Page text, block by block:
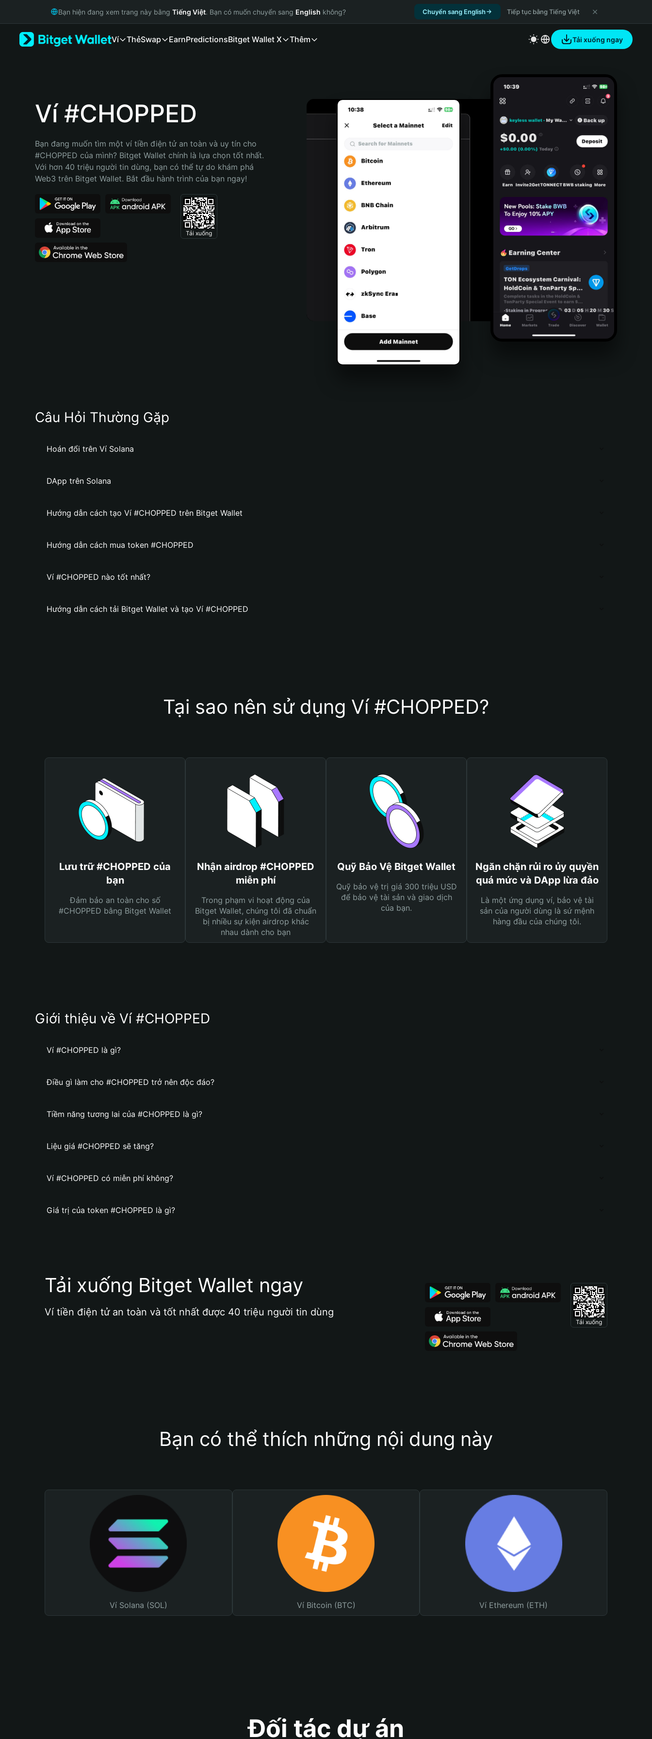
Русский
Bahasa Indonesia
Português (Brasil)
Bạn hiện đang xem trang này bằng Tiếng Việt. Bạn có muốn chuyển sang English không? Chuyển sang English Tiếp tục bằng Tiếng Việt
Ví ThẻSwap EarnPredictionsBitget Wallet X Thêm Tải xuống ngay
Ví #CHOPPED
Bạn đang muốn tìm một ví tiền điện tử an toàn và uy tín cho
#CHOPPED của mình? Bitget Wallet chính là lựa chọn tốt nhất.
Với hơn 40 triệu người tin dùng, bạn có thể tự do khám phá
Web3 trên Bitget Wallet. Bắt đầu hành trình của bạn ngay!
Tải xuống
Câu Hỏi Thường Gặp
Hoán đổi trên Ví Solana
DApp trên Solana
Hướng dẫn cách tạo Ví #CHOPPED trên Bitget Wallet
Hướng dẫn cách mua token #CHOPPED
Ví #CHOPPED nào tốt nhất?
Hướng dẫn cách tải Bitget Wallet và tạo Ví #CHOPPED
Tại sao nên sử dụng Ví #CHOPPED?
Lưu trữ #CHOPPED của
bạn
Đảm bảo an toàn cho số
#CHOPPED bằng Bitget Wallet
Nhận airdrop #CHOPPED
miễn phí
Trong phạm vi hoạt động của
Bitget Wallet, chúng tôi đã chuẩn
bị nhiều sự kiện airdrop khác
nhau dành cho bạn
Quỹ Bảo Vệ Bitget Wallet
Quỹ bảo vệ trị giá 300 triệu USD
để bảo vệ tài sản và giao dịch
của bạn.
Ngăn chặn rủi ro ủy quyền
quá mức và DApp lừa đảo
Là một ứng dụng ví, bảo vệ tài
sản của người dùng là sứ mệnh
hàng đầu của chúng tôi.
Giới thiệu về Ví #CHOPPED
Ví #CHOPPED là gì?
Điều gì làm cho #CHOPPED trở nên độc đáo?
Tiềm năng tương lai của #CHOPPED là gì?
Liệu giá #CHOPPED sẽ tăng?
Ví #CHOPPED có miễn phí không?
Giá trị của token #CHOPPED là gì?
Tải xuống Bitget Wallet ngay
Ví tiền điện tử an toàn và tốt nhất được 40 triệu người tin dùng
Tải xuống
Bạn có thể thích những nội dung này
Ví Solana (SOL) Ví Bitcoin (BTC) Ví Ethereum (ETH)
Đối tác dự án